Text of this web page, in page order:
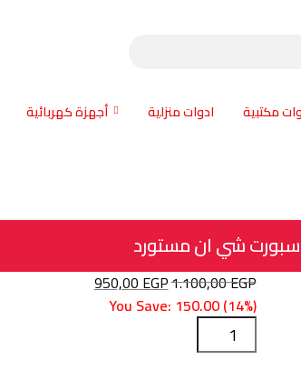
مكتبية ادوات منزلية أجهزة كهربائية
شي ان مستورد
1.100,00EGP
السعر
الأصلي
950,00EGP
السعر
You Save: 150.00 (14%)
كمية
حذاء